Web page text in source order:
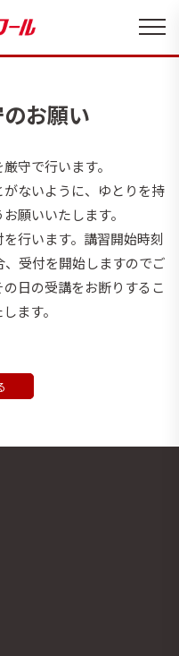
お願い
守で行います。
ないように、ゆとりを持
願いいたします。
行います。講習開始時刻
受付を開始しますのでご
日の受講をお断りするこ
ます。